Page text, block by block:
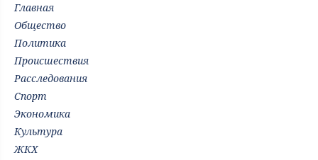
Главная
Общество
Политика
Происшествия
Расследования
Спорт
Экономика
Культура
ЖКХ